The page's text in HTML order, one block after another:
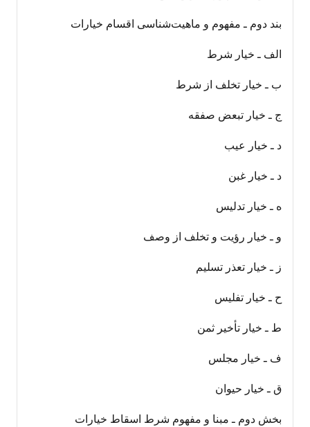
بند دوم ـ مفهوم و ماهیت‌شناسی اقسام خیارات
الف ـ خیار شرط
ب ـ خیار تخلف از شرط
ج ـ خیار تبعض صفقه
د ـ خیار عیب
د ـ خیار غبن
ه ـ خیار تدلیس
و ـ خیار رؤیت و تخلف از وصف
ز ـ خیار تعذر تسلیم
ح ـ خیار تفلیس
ط ـ خیار تأخیر ثمن
ف ـ خیار مجلس
ق ـ خیار حیوان
بخش دوم ـ مبنا و مفهوم شرط اسقاط خيارات